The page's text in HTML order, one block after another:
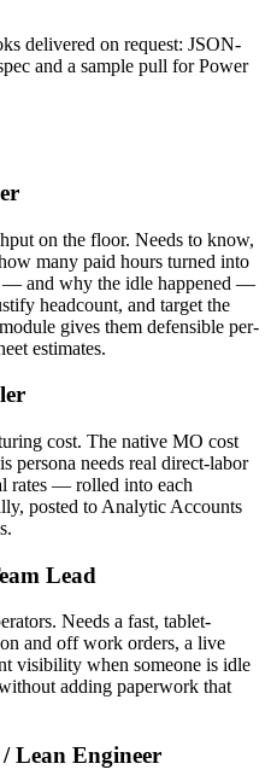
delivered on request: JSON-
and a sample pull for Power
on the floor. Needs to know,
many paid hours turned into
— and why the idle happened —
headcount, and target the
gives them defensible per-
estimates.
cost. The native MO cost
persona needs real direct-labor
rates — rolled into each
posted to Analytic Accounts
Lead
Needs a fast, tablet-
and off work orders, a live
visibility when someone is idle
adding paperwork that
Lean Engineer